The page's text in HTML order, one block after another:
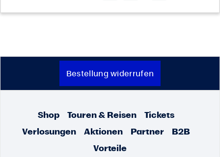
Bestellung widerrufen
Shop Touren & Reisen
Tickets
Verlosungen
Aktionen Partner
B2B
Vorteile